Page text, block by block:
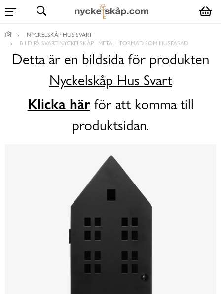
NYCKELSKÅP HUS SVART
BILD PÅ SVART NYCKELSKÅP I METALL FORMAD SOM HUSFASAD
Detta är en bildsida för produkten
Nyckelskåp Hus Svart
Klicka härför att komma till
produktsidan.